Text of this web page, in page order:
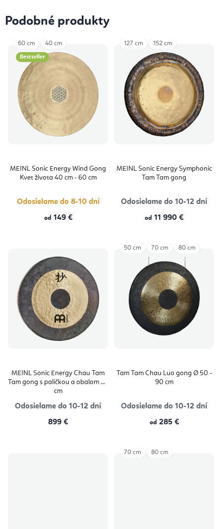
Podobné produkty
Bestseller
MEINL Sonic Energy Wind Gong
Kvet života 40 cm - 60 cm
Odosielame do 8-10 dní
od 149 €
60 cm 40 cm
MEINL Sonic Energy Symphonic
Tam Tam gong
Odosielame do 10-12 dní
od 11 990 €
127 cm 152 cm
MEINL Sonic Energy Chau Tam
Tam gong s paličkou a obalom 76
cm
Odosielame do 10-12 dní
899 €
Tam Tam Chau Luo gong Ø 50 -
90 cm
Odosielame do 10-12 dní
od 285 €
50 cm 70 cm 80 cm
70 cm 80 cm